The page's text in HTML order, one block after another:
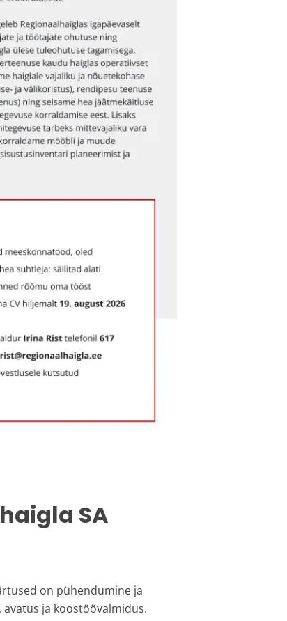
SA
on pühendumine ja
ja koostöövalmidus.